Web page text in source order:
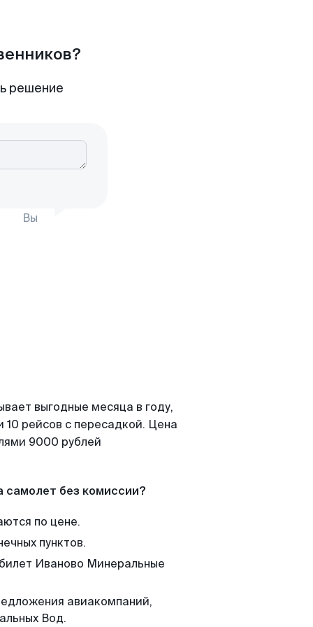
решение
Вы
выгодные месяца в году,
рейсов с пересадкой. Цена
9000 рублей
самолет без комиссии?
по цене.
пунктов.
Иваново Минеральные
авиакомпаний,
Вод.